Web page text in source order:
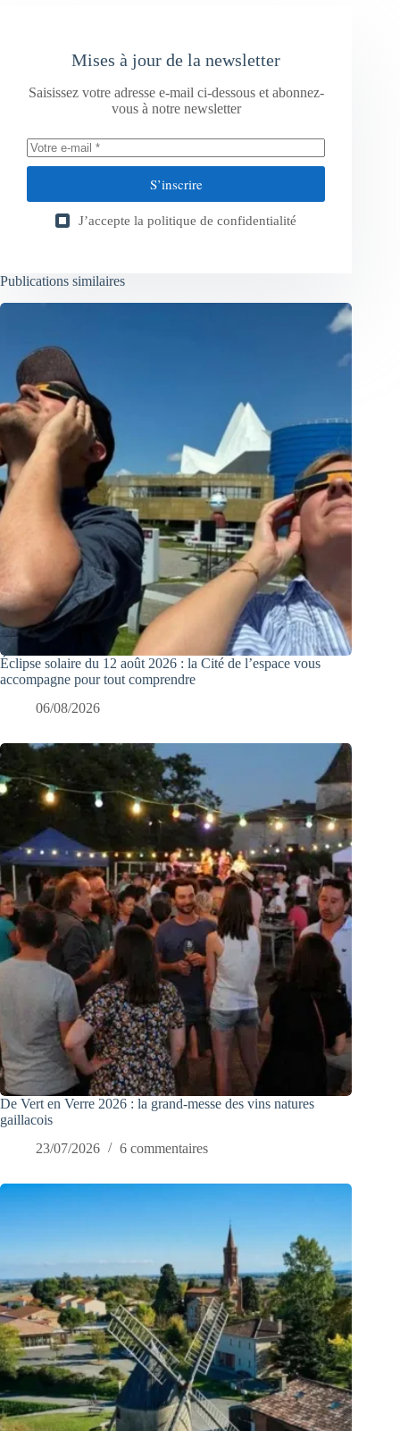
Mises à jour de la newsletter
Saisissez votre adresse e-mail ci-dessous et abonnez-
vous à notre newsletter
S’inscrire
J’accepte la politique de confidentialité
Publications similaires
Éclipse solaire du 12 août 2026 : la Cité de l’espace vous
accompagne pour tout comprendre
06/08/2026
De Vert en Verre 2026 : la grand-messe des vins natures
gaillacois
23/07/2026
6 commentaires